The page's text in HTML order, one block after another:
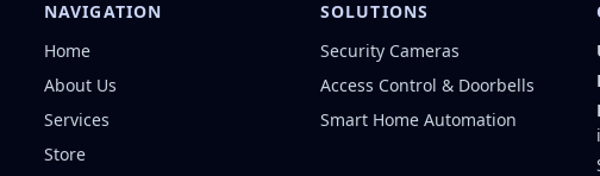
NAVIGATION
Home
About Us
Services
Store
SOLUTIONS
Security Cameras
Access Control & Doorbells
Smart Home Automation